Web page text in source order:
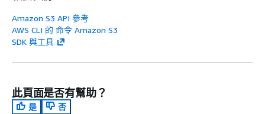
Amazon S3 API 參考
AWS CLI 的 命令 Amazon S3
SDK 與工具
此頁面是否有幫助？
是
否